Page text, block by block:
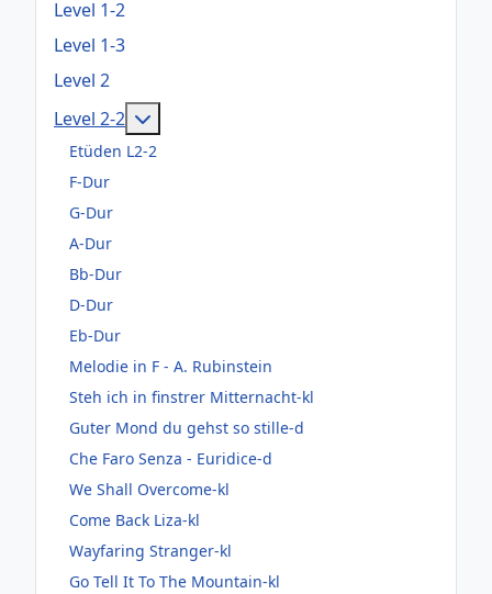
Level 1-2
Level 1-3
Level 2
Level 2-2
Etüden L2-2
F-Dur
G-Dur
A-Dur
Bb-Dur
D-Dur
Eb-Dur
Melodie in F - A. Rubinstein
Steh ich in finstrer Mitternacht-kl
Guter Mond du gehst so stille-d
Che Faro Senza - Euridice-d
We Shall Overcome-kl
Come Back Liza-kl
Wayfaring Stranger-kl
Go Tell It To The Mountain-kl